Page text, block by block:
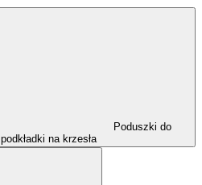
Poduszki do
na krzesła